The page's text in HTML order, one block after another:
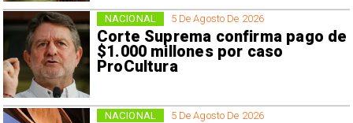
5 De Agosto De 2026
Corte Suprema confirma pago de
$1.000 millones por caso
ProCultura
NACIONAL
5 De Agosto De 2026
NACIONAL